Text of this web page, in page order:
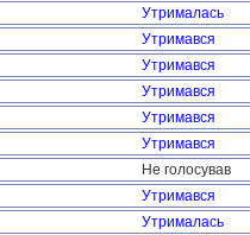
Утрималась
Утримався
Утримався
Утримався
Утримався
Утримався
Не голосував
Утримався
Утрималась